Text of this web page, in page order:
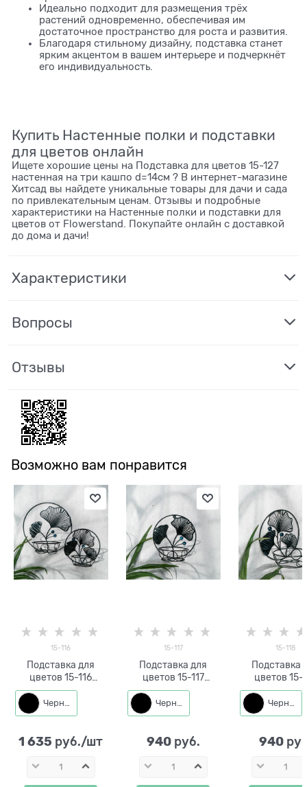
Идеально подходит для размещения трёх
растений одновременно, обеспечивая им
достаточное пространство для роста и развития.
Благодаря стильному дизайну, подставка станет
ярким акцентом в вашем интерьере и подчеркнёт
его индивидуальность.
Купить Настенные полки и подставки
для цветов онлайн
Ищете хорошие цены на Подставка для цветов 15-127
настенная на три кашпо d=14см ? В интернет-магазине
Хитсад вы найдете уникальные товары для дачи и сада
по привлекательным ценам. Отзывы и подробные
характеристики на Настенные полки и подставки для
цветов от Flowerstand. Покупайте онлайн с доставкой
до дома и дачи!
Характеристики
Вопросы
Отзывы
Возможно вам понравится
15-116
Подставка для
цветов 15-116
настенная на два
растения
Черный
1 635 руб./шт
15-117
Подставка для
цветов 15-117
настенная на одно
растение
Черный
940 руб.
15-118
Подставка
цветов 15-
настенная
Черный
940